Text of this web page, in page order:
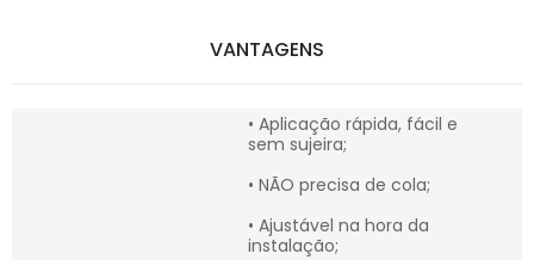
VANTAGENS
• Aplicação rápida, fácil e
sem sujeira;
• NÃO precisa de cola;
• Ajustável na hora da
instalação;